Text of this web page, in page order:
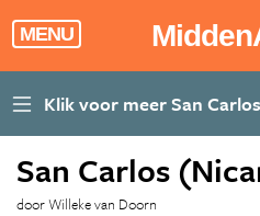
MENU
San Carlos
door Willeke van Doorn